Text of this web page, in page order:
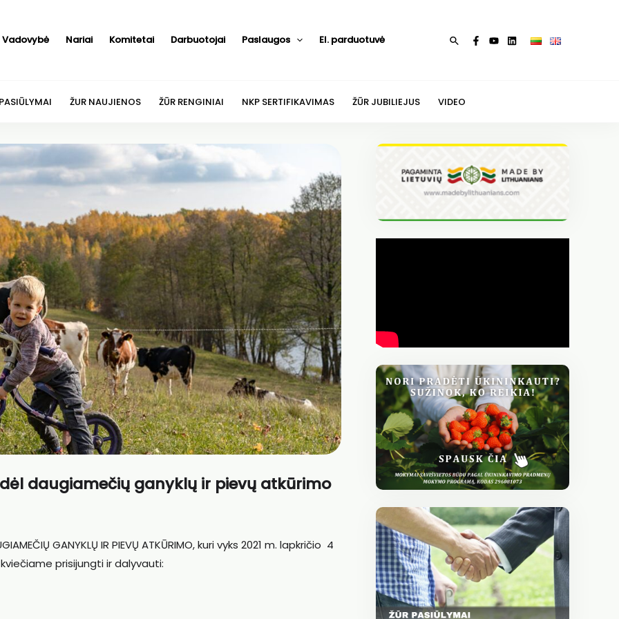
Vadovybė Nariai Komitetai Darbuotojai Paslaugos El. parduotuvė Paieška
ŽUR NAUJIENOS ŽŪR RENGINIAI NKP SERTIFIKAVIMAS ŽŪR JUBILIEJUS VIDEO
dėl daugiamečių ganyklų ir pievų atkūrimo
GANYKLŲ IR PIEVŲ ATKŪRIMO, kuri vyks 2021 m. lapkričio 4
prisijungti ir dalyvauti: